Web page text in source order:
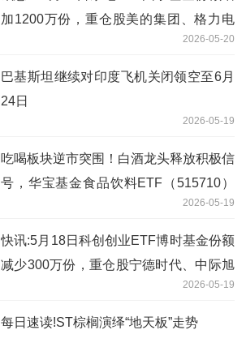
加1200万份，重仓股美的集团、格力电
2026-05-20
巴基斯坦继续对印度飞机关闭领空至6月
24日
2026-05-19
吃喝板块逆市突围！白酒龙头释放积极信
号，华宝基金食品饮料ETF（515710）
2026-05-19
快讯:5月18日科创创业ETF博时基金份额
减少300万份，重仓股宁德时代、中际旭
2026-05-19
每日速读!ST棕榈演绎“地天板”走势